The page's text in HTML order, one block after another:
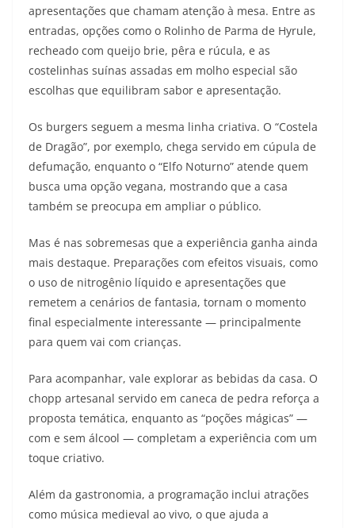
apresentações que chamam atenção à mesa. Entre as
entradas, opções como o Rolinho de Parma de Hyrule,
recheado com queijo brie, pêra e rúcula, e as
costelinhas suínas assadas em molho especial são
escolhas que equilibram sabor e apresentação.
Os burgers seguem a mesma linha criativa. O “Costela
de Dragão”, por exemplo, chega servido em cúpula de
defumação, enquanto o “Elfo Noturno” atende quem
busca uma opção vegana, mostrando que a casa
também se preocupa em ampliar o público.
Mas é nas sobremesas que a experiência ganha ainda
mais destaque. Preparações com efeitos visuais, como
o uso de nitrogênio líquido e apresentações que
remetem a cenários de fantasia, tornam o momento
final especialmente interessante — principalmente
para quem vai com crianças.
Para acompanhar, vale explorar as bebidas da casa. O
chopp artesanal servido em caneca de pedra reforça a
proposta temática, enquanto as “poções mágicas” —
com e sem álcool — completam a experiência com um
toque criativo.
Além da gastronomia, a programação inclui atrações
como música medieval ao vivo, o que ajuda a